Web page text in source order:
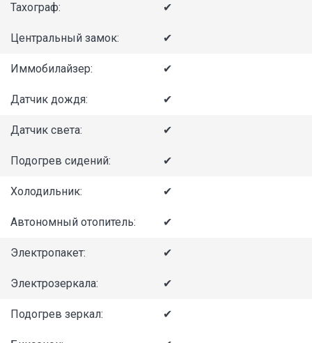
Тахограф: ✔
Центральный замок: ✔
Иммобилайзер: ✔
Датчик дождя: ✔
Датчик света: ✔
Подогрев сидений: ✔
Холодильник: ✔
Автономный отопитель: ✔
Электропакет: ✔
Электрозеркала: ✔
Подогрев зеркал: ✔